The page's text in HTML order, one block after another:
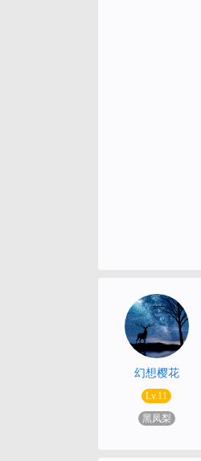
幻想樱花
Lv.11
黑凤梨